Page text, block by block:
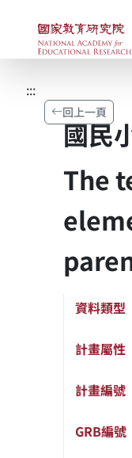
跳到主要內容
國家
:::
回上一頁
國民
The
資料類型
計畫屬性
計畫編號
GRB編號